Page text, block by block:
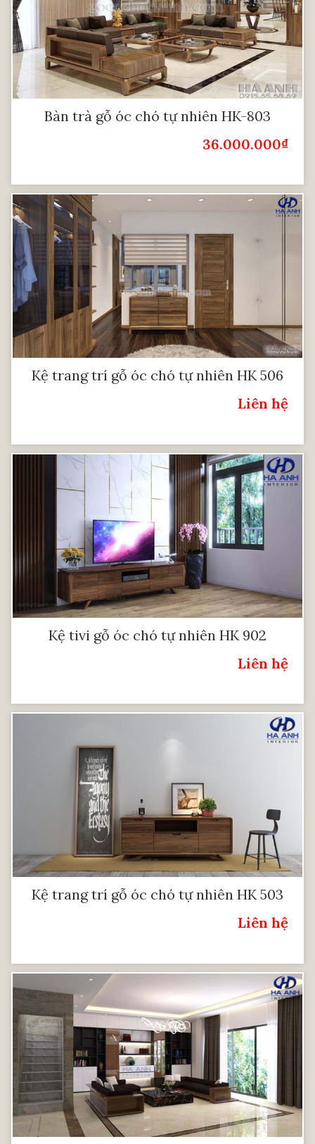
Bàn trà gỗ óc chó tự nhiên HK-803
36.000.000₫
Kệ trang trí gỗ óc chó tự nhiên HK 506
Liên hệ
Kệ tivi gỗ óc chó tự nhiên HK 902
Liên hệ
Kệ trang trí gỗ óc chó tự nhiên HK 503
Liên hệ